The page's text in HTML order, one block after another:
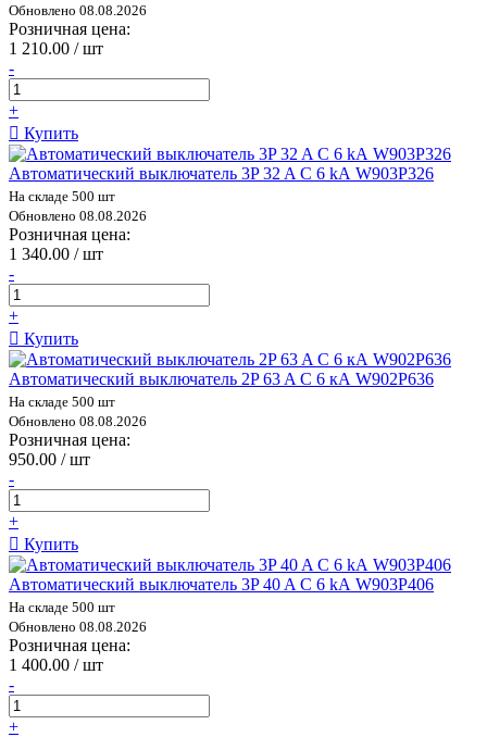
Обновлено 08.08.2026
Розничная цена:
1 210.00 / шт
-
+
Купить
Автоматический выключатель 3P 32 A C 6 kА W903P326
На складе 500 шт
Обновлено 08.08.2026
Розничная цена:
1 340.00 / шт
-
+
Купить
Автоматический выключатель 2P 63 A C 6 кА W902P636
На складе 500 шт
Обновлено 08.08.2026
Розничная цена:
950.00 / шт
-
+
Купить
Автоматический выключатель 3P 40 A C 6 kА W903P406
На складе 500 шт
Обновлено 08.08.2026
Розничная цена:
1 400.00 / шт
-
+